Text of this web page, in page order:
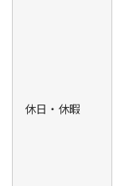
休日・休暇